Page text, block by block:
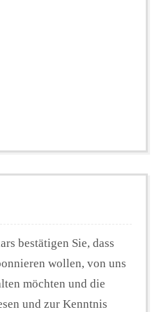
bestätigen Sie, dass
wollen, von uns
möchten und die
und zur Kenntnis